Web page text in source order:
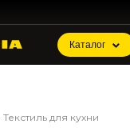
Каталог
Текстиль для кухни